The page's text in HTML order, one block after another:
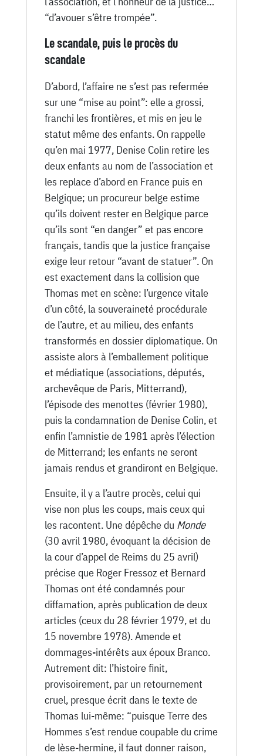
“d’avouer s’être trompée”.
Le scandale, puis le procès du
scandale
D’abord, l’affaire ne s’est pas refermée
sur une “mise au point”: elle a grossi,
franchi les frontières, et mis en jeu le
statut même des enfants. On rappelle
qu’en mai 1977, Denise Colin retire les
deux enfants au nom de l’association et
les replace d’abord en France puis en
Belgique; un procureur belge estime
qu’ils doivent rester en Belgique parce
qu’ils sont “en danger” et pas encore
français, tandis que la justice française
exige leur retour “avant de statuer”. On
est exactement dans la collision que
Thomas met en scène: l’urgence vitale
d’un côté, la souveraineté procédurale
de l’autre, et au milieu, des enfants
transformés en dossier diplomatique. On
assiste alors à l’emballement politique
et médiatique (associations, députés,
archevêque de Paris, Mitterrand),
l’épisode des menottes (février 1980),
puis la condamnation de Denise Colin, et
enfin l’amnistie de 1981 après l’élection
de Mitterrand; les enfants ne seront
jamais rendus et grandiront en Belgique.
Ensuite, il y a l’autre procès, celui qui
vise non plus les coups, mais ceux qui
les racontent. Une dépêche du Monde
(30 avril 1980, évoquant la décision de
la cour d’appel de Reims du 25 avril)
précise que Roger Fressoz et Bernard
Thomas ont été condamnés pour
diffamation, après publication de deux
articles (ceux du 28 février 1979, et du
15 novembre 1978). Amende et
dommages-intérêts aux époux Branco.
Autrement dit: l’histoire finit,
provisoirement, par un retournement
cruel, presque écrit dans le texte de
Thomas lui-même: “puisque Terre des
Hommes s’est rendue coupable du crime
de lèse-hermine, il faut donner raison,